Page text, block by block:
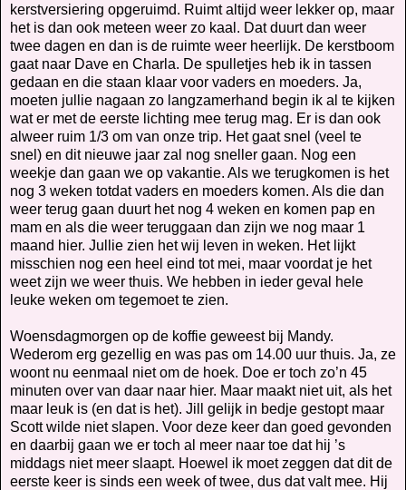
kerstversiering opgeruimd. Ruimt altijd weer lekker op, maar
het is dan ook meteen weer zo kaal. Dat duurt dan weer
twee dagen en dan is de ruimte weer heerlijk. De kerstboom
gaat naar Dave en Charla. De spulletjes heb ik in tassen
gedaan en die staan klaar voor vaders en moeders. Ja,
moeten jullie nagaan zo langzamerhand begin ik al te kijken
wat er met de eerste lichting mee terug mag. Er is dan ook
alweer ruim 1/3 om van onze trip. Het gaat snel (veel te
snel) en dit nieuwe jaar zal nog sneller gaan. Nog een
weekje dan gaan we op vakantie. Als we terugkomen is het
nog 3 weken totdat vaders en moeders komen. Als die dan
weer terug gaan duurt het nog 4 weken en komen pap en
mam en als die weer teruggaan dan zijn we nog maar 1
maand hier. Jullie zien het wij leven in weken. Het lijkt
misschien nog een heel eind tot mei, maar voordat je het
weet zijn we weer thuis. We hebben in ieder geval hele
leuke weken om tegemoet te zien.
Woensdagmorgen op de koffie geweest bij Mandy.
Wederom erg gezellig en was pas om 14.00 uur thuis. Ja, ze
woont nu eenmaal niet om de hoek. Doe er toch zo’n 45
minuten over van daar naar hier. Maar maakt niet uit, als het
maar leuk is (en dat is het). Jill gelijk in bedje gestopt maar
Scott wilde niet slapen. Voor deze keer dan goed gevonden
en daarbij gaan we er toch al meer naar toe dat hij ’s
middags niet meer slaapt. Hoewel ik moet zeggen dat dit de
eerste keer is sinds een week of twee, dus dat valt mee. Hij